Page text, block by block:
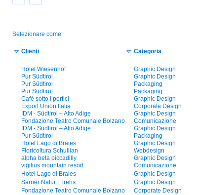
Selezionare come:
Clienti Categoria
Hotel Wiesenhof
Graphic Design
Pur Südtirol
Graphic Design
Pur Südtirol
Packaging
Pur Südtirol
Packaging
Café sotto i portici
Graphic Design
Export Union Italia
Corporate Design
IDM - Südtirol – Alto Adige
Graphic Design
Fondazione Teatro Comunale Bolzano
Comunicazione
IDM - Südtirol – Alto Adige
Graphic Design
Pur Südtirol
Packaging
Hotel Lago di Braies
Graphic Design
Floricoltura Schullian
Webdesign
alpha beta piccadilly
Graphic Design
vigilius mountain resort
Comunicazione
Hotel Lago di Braies
Graphic Design
Sarner Natur | Trehs
Graphic Design
Fondazione Teatro Comunale Bolzano
Corporate Design